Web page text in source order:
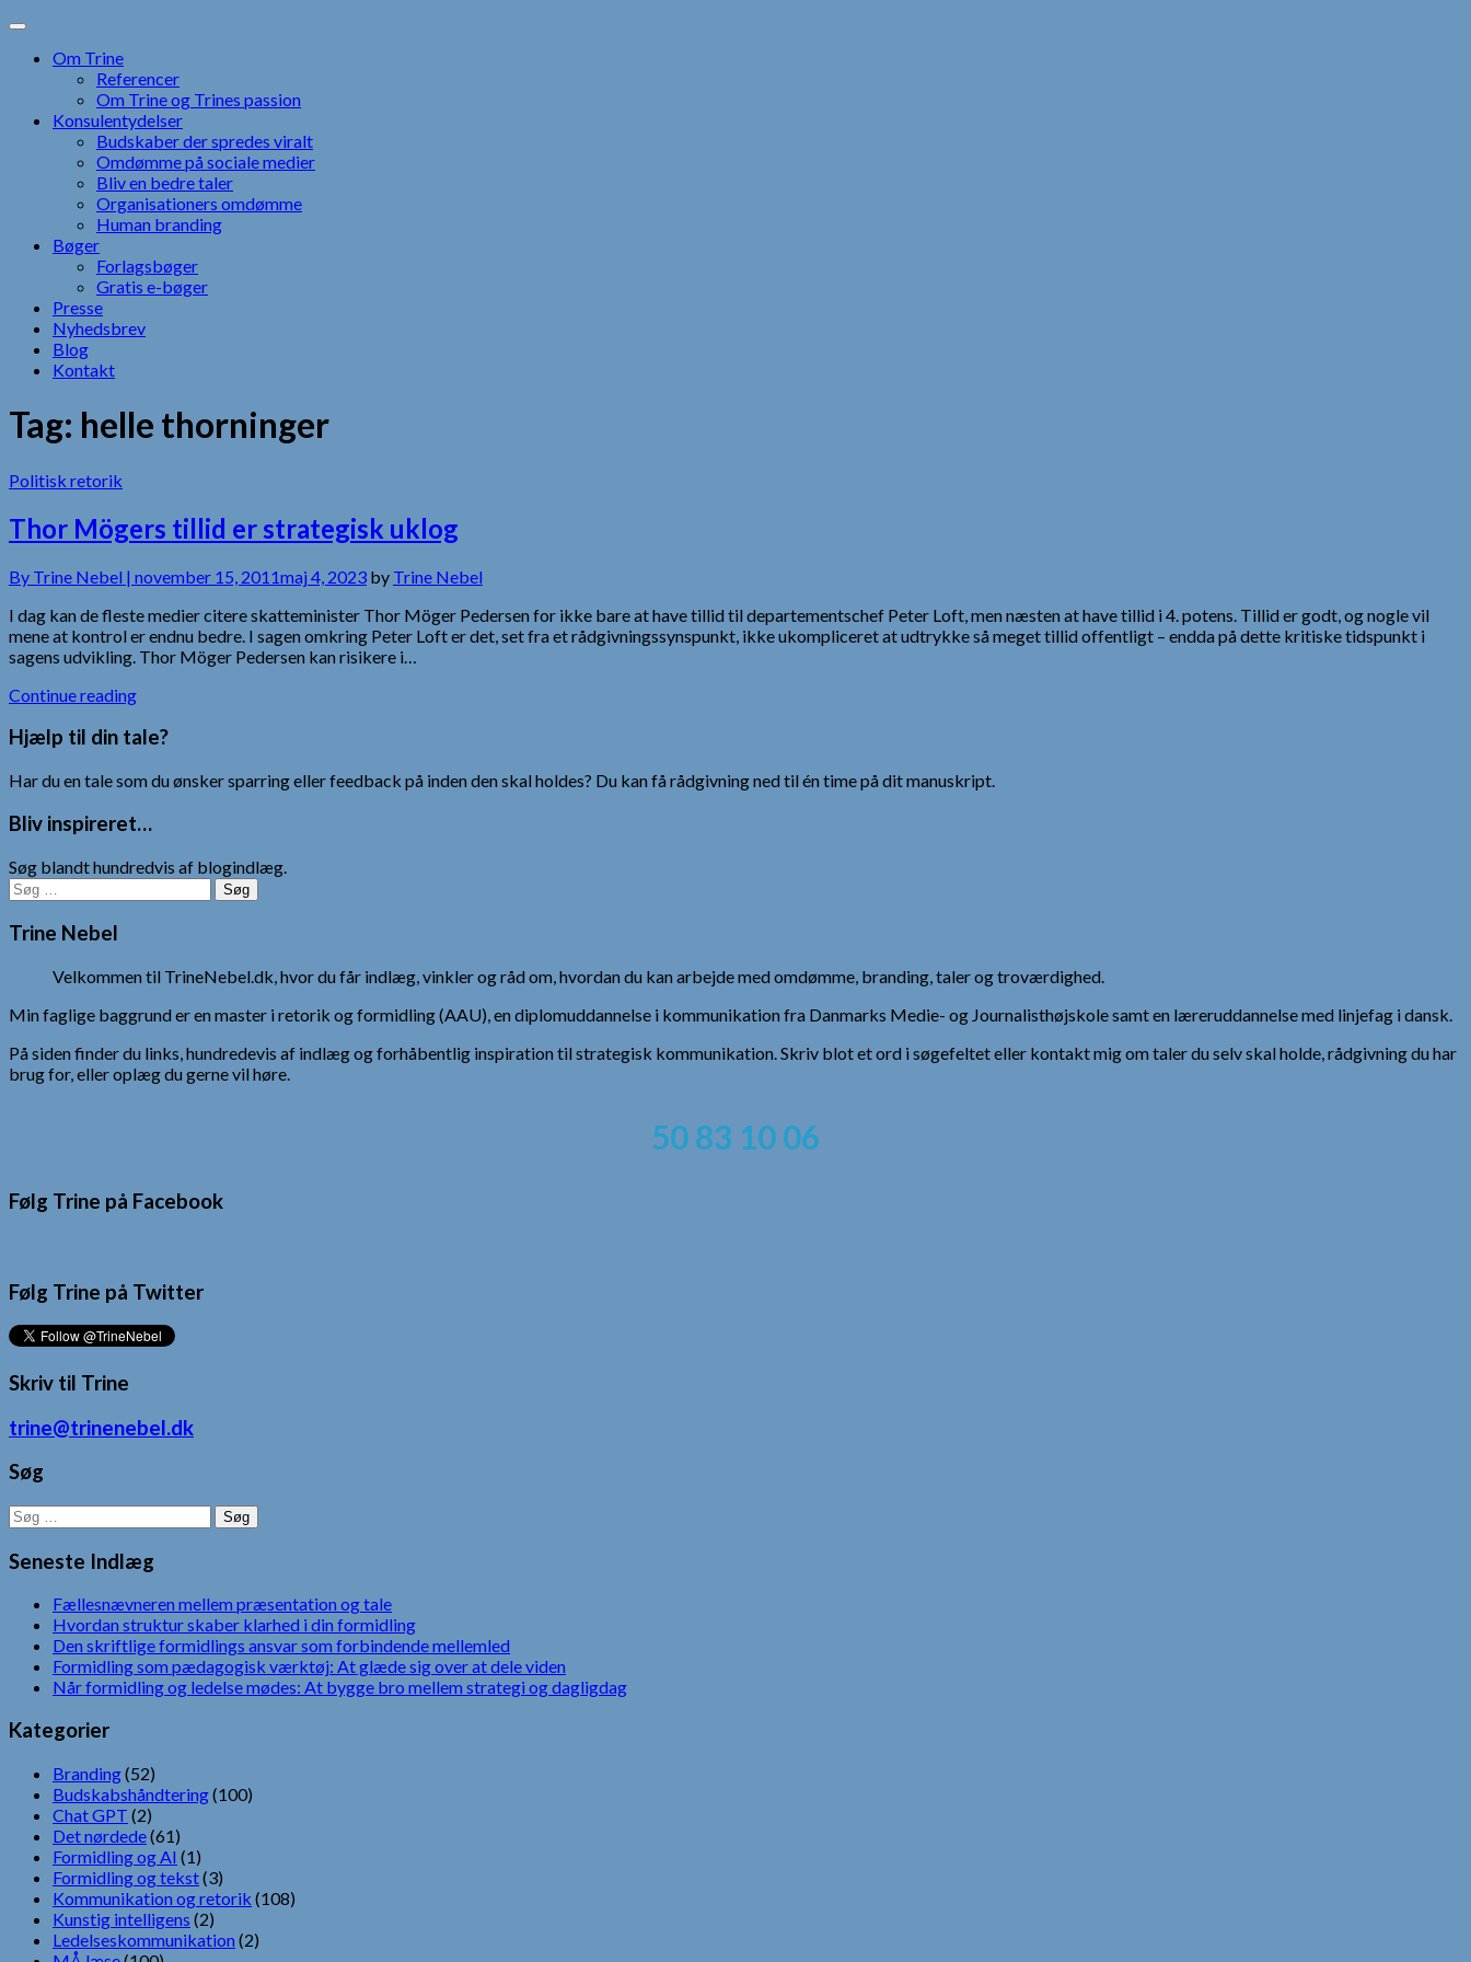
Skip
contentOm Trine
Referencer
Om Trine og Trines passion
Konsulentydelser
Budskaber der spredes viralt
Omdømme på sociale medier
Bliv en bedre taler
Organisationers omdømme
Human branding
Bøger
Forlagsbøger
Gratis e-bøger
Presse
Nyhedsbrev
Blog
Kontakt
Tag: helle thorninger
Politisk retorik
Thor Mögers tillid er strategisk uklog
By Trine Nebel | november 15, 2011maj 4, 2023 by Trine Nebel
I dag kan de fleste medier citere skatteminister Thor Möger Pedersen for ikke bare at have tillid til departementschef Peter Loft, men næsten at have tillid i 4. potens. Tillid er godt, og nogle vil
mene at kontrol er endnu bedre. I sagen omkring Peter Loft er det, set fra et rådgivningssynspunkt, ikke ukompliceret at udtrykke så meget tillid offentligt – endda på dette kritiske tidspunkt i
sagens udvikling. Thor Möger Pedersen kan risikere i…
Continue reading
Hjælp til din tale?
Har du en tale som du ønsker sparring eller feedback på inden den skal holdes? Du kan få rådgivning ned til én time på dit manuskript.
Bliv inspireret…
Søg blandt hundredvis af blogindlæg.
Søg
efter:
Trine Nebel
Velkommen til TrineNebel.dk, hvor du får indlæg, vinkler og råd om, hvordan du kan arbejde med omdømme, branding, taler og troværdighed.
Min faglige baggrund er en master i retorik og formidling (AAU), en diplomuddannelse i kommunikation fra Danmarks Medie- og Journalisthøjskole samt en læreruddannelse med linjefag i dansk.
På siden finder du links, hundredevis af indlæg og forhåbentlig inspiration til strategisk kommunikation. Skriv blot et ord i søgefeltet eller kontakt mig om taler du selv skal holde, rådgivning du har
brug for, eller oplæg du gerne vil høre.
50 83 10 06
Følg Trine på Facebook
Følg Trine på Twitter
Skriv til Trine
trine@trinenebel.dk
Søg
Søg
efter:
Seneste Indlæg
Fællesnævneren mellem præsentation og tale
Hvordan struktur skaber klarhed i din formidling
Den skriftlige formidlings ansvar som forbindende mellemled
Formidling som pædagogisk værktøj: At glæde sig over at dele viden
Når formidling og ledelse mødes: At bygge bro mellem strategi og dagligdag
Kategorier
Branding(52)
Budskabshåndtering(100)
Chat GPT (2)
Det nørdede(61)
Formidling og AI (1)
Formidling og tekst(3)
Kommunikation og retorik (108)
Kunstig intelligens (2)
Ledelseskommunikation (2)